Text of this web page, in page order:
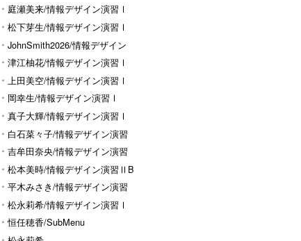
Ⅰ 庭瀬美来/情報デザイン演習Ⅰ
松下芽生/情報デザイン演習Ⅰ
JohnSmith2026/情報デザイン
演習I
津江柚花/情報デザイン演習Ⅰ
上田美空/情報デザイン演習Ⅰ
岡幸生/情報デザイン演習Ⅰ
真子大輝/情報デザイン演習Ⅰ
白石菜々子/情報デザイン演習
Ⅰ 吉牟田奈央/情報デザイン演習
Ⅰ 松本美時/情報デザイン演習ⅡB
平木みさき/情報デザイン演習
Ⅰ 松永莉希/情報デザイン演習Ⅰ
恒任穂香/SubMenu